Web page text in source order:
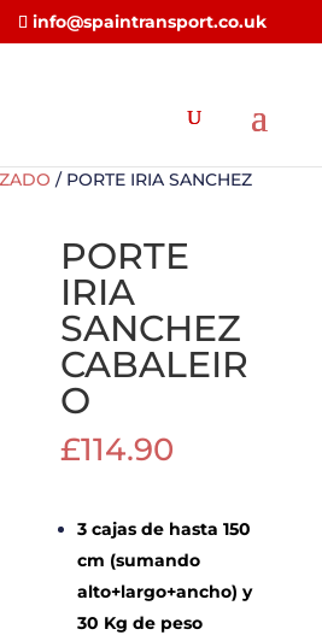
info@spaintransport.co.uk
/ PORTE IRIA SANCHEZ
PORTE
IRIA
SANCHEZ
CABALEIR
O
£114.90
3 cajas de hasta 150
cm (sumando
alto+largo+ancho) y
30 Kg de peso